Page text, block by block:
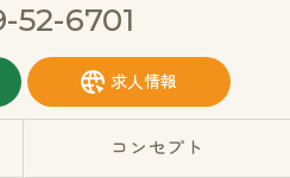
52-6701
求人情報
コンセプト